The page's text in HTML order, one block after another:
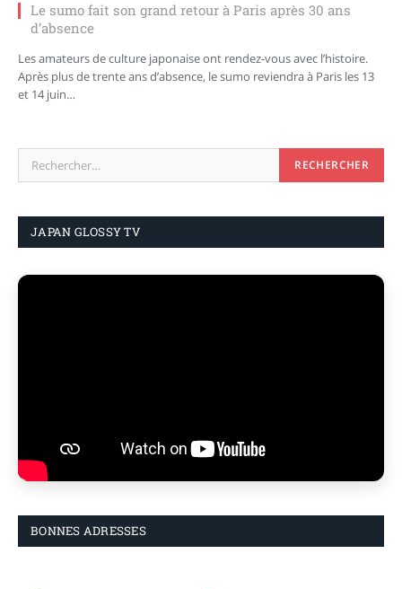
Le sumo fait son grand retour à Paris après 30 ans
d’absence
Les amateurs de culture japonaise ont rendez-vous avec l’histoire.
Après plus de trente ans d’absence, le sumo reviendra à Paris les 13
et 14 juin…
JAPAN GLOSSY TV
BONNES ADRESSES